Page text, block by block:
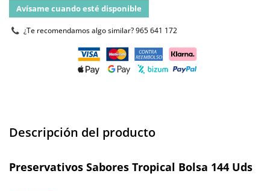
Avísame cuando esté disponible
¿Te recomendamos algo similar?965 641 172
Descripción del producto
Preservativos Sabores Tropical Bolsa 144 Uds